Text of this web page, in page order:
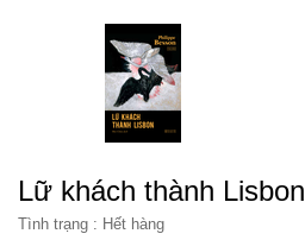
Lữ khách thành Lisbon
Tình trạng : Hết hàng